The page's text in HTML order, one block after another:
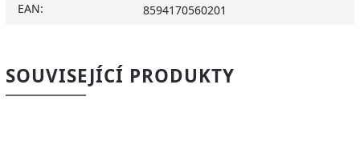
EAN: 8594170560201
SOUVISEJÍCÍ PRODUKTY